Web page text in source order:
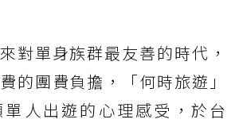
對單身族群最友善的時代，
的團費負擔，「何時旅遊」
人出遊的心理感受，於台